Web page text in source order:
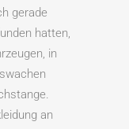
gerade
hatten,
in
an